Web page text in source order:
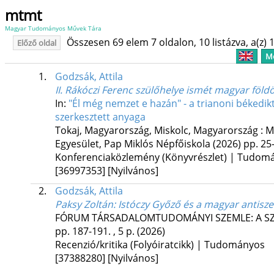
mtmt
Magyar Tudományos Művek Tára
Előző oldal Összesen 69 elem 7 oldalon, 10 listázva, a(z)
1.
Godzsák, Attila
II. Rákóczi Ferenc szülőhelye ismét magyar
In: "Él még nemzet e hazán" - a trianoni
szerkesztett anyaga
Tokaj, Magyarország, Miskolc, Magyarország :
Egyesület, Pap Miklós Népfőiskola (2026) pp.
Konferenciaközlemény (Könyvrészlet) |
[36997353] [Nyilvános]
2.
Godzsák, Attila
Paksy Zoltán: Istóczy Győző és a magyar
FÓRUM TÁRSADALOMTUDOMÁNYI SZEMLE: A
pp. 187-191. , 5 p. (2026)
Recenzió/kritika (Folyóiratcikk) | Tudományos
[37388280] [Nyilvános]